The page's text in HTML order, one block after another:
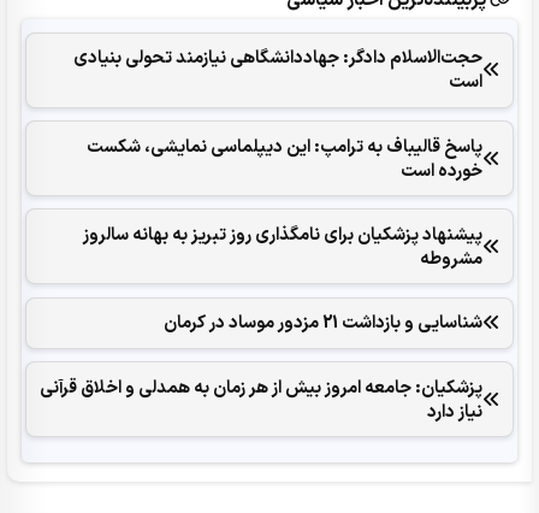
حجت‌الاسلام دادگر: جهاددانشگاهی نیازمند تحولی بنیادی
است
پاسخ قالیباف به ترامپ: این دیپلماسی نمایشی، شکست
خورده است
پیشنهاد پزشکیان برای نامگذاری روز تبریز به بهانه سالروز
مشروطه
شناسایی و بازداشت 21 مزدور موساد در کرمان
پزشکیان: جامعه امروز بیش از هر زمان به همدلی و اخلاق قرآنی
نیاز دارد